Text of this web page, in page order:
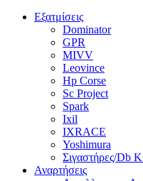
Εξατμίσεις
Dominator
GPR
MIVV
Leovince
Hp Corse
Sc Project
Spark
Ixil
IXRACE
Yoshimura
Σιγαστήρες/Db
Αναρτήσεις